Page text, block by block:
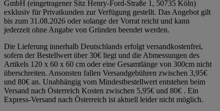
GmbH (eingetragener Sitz Henry-Ford-Straße 1, 50735 Köln)
exklusiv für Privatkunden zur Verfügung gestellt. Das Angebot gilt
bis zum 31.08.2026 oder solange der Vorrat reicht und kann
jederzeit ohne Angabe von Gründen beendet werden.
Die Lieferung innerhalb Deutschlands erfolgt versandkostenfrei,
sofern der Bestellwert über 30€ liegt und die Abmessungen des
Artikels 120 x 60 x 60 cm oder eine Gesamtlänge von 300cm nicht
überschreiten. Ansonsten fallen Versandgebühren zwischen 3,95€
und 80€ an. Unabhängig vom Mindestbestellwert entstehen beim
Versand nach Österreich Kosten zwischen 5,95€ und 80€ . Ein
Express-Versand nach Österreich ist aktuell leider nicht möglich.